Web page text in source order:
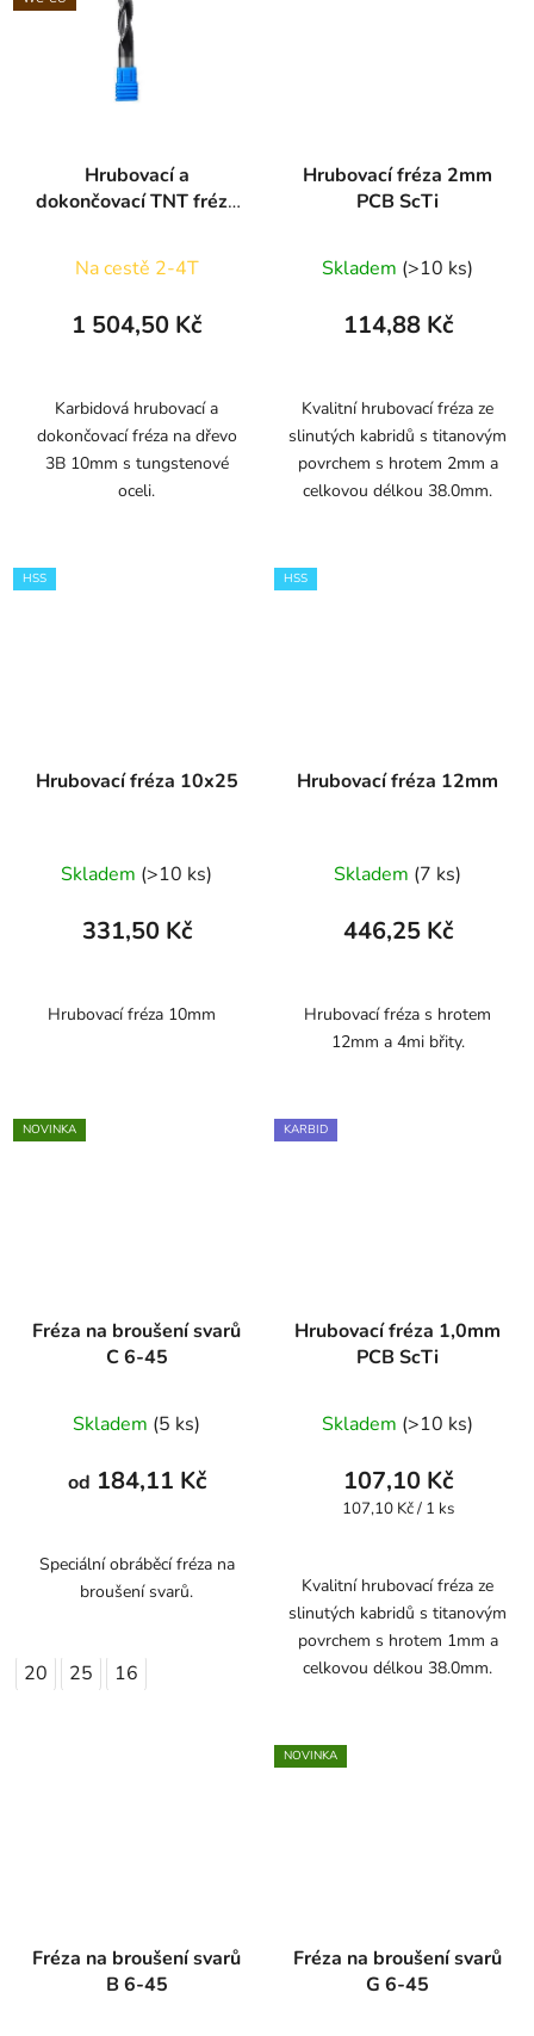
Hrubovací a
dokončovací TNT fréza
břitem 10mm
Na cestě 2-4T
1 504,50 Kč
Karbidová hrubovací a
dokončovací fréza na dřevo
3B 10mm s tungstenové
oceli.
Hrubovací fréza 2mm
PCB ScTi
Skladem (>10 ks)
114,88 Kč
Kvalitní hrubovací fréza ze
slinutých kabridů s titanovým
povrchem s hrotem 2mm a
celkovou délkou 38.0mm.
HSS
Hrubovací fréza 10x25
Skladem (>10 ks)
331,50 Kč
Hrubovací fréza 10mm
HSS
Hrubovací fréza 12mm
Skladem (7 ks)
446,25 Kč
Hrubovací fréza s hrotem
12mm a 4mi břity.
NOVINKA
Fréza na broušení svarů
C 6-45
Skladem (5 ks)
od 184,11 Kč
Speciální obráběcí fréza na
broušení svarů.
20 25 16
KARBID
Hrubovací fréza 1,0mm
PCB ScTi
Skladem (>10 ks)
107,10 Kč
Měrná
107,10 Kč / 1 ks
Kvalitní hrubovací fréza ze
slinutých kabridů s titanovým
povrchem s hrotem 1mm a
celkovou délkou 38.0mm.
Fréza na broušení svarů
B 6-45
NOVINKA
Fréza na broušení svarů
G 6-45